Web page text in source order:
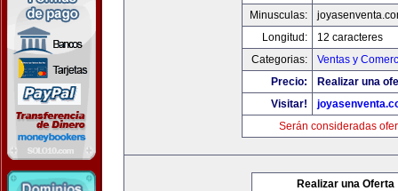
Minusculas:
Longitud:
12 caracteres
Categorias:
Ventas y
Precio:
Realizar una
Visitar!
Serán consideradas
Realizar una Oferta